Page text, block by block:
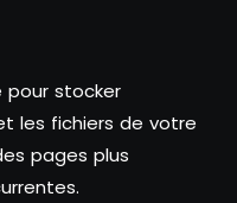
pour stocker
les fichiers de votre
pages plus